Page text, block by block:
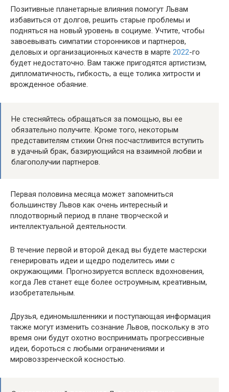
Позитивные планетарные влияния помогут Львам
избавиться от долгов, решить старые проблемы и
подняться на новый уровень в социуме. Учтите, чтобы
завоевывать симпатии сторонников и партнеров,
деловых и организационных качеств в марте 2022-го
будет недостаточно. Вам также пригодятся артистизм,
дипломатичность, гибкость, а еще толика хитрости и
врожденное обаяние.
Не стесняйтесь обращаться за помощью, вы ее
обязательно получите. Кроме того, некоторым
представителям стихии Огня посчастливится вступить
в удачный брак, базирующийся на взаимной любви и
благополучии партнеров.
Первая половина месяца может запомниться
большинству Львов как очень интересный и
плодотворный период в плане творческой и
интеллектуальной деятельности.
В течение первой и второй декад вы будете мастерски
генерировать идеи и щедро поделитесь ими с
окружающими. Прогнозируется всплеск вдохновения,
когда Лев станет еще более остроумным, креативным,
изобретательным.
Друзья, единомышленники и поступающая информация
также могут изменить сознание Львов, поскольку в это
время они будут охотно воспринимать прогрессивные
идеи, бороться с любыми ограничениями и
мировоззренческой косностью.